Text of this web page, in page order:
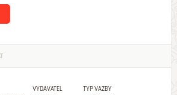
VYDAVATEL
TYP VAZBY